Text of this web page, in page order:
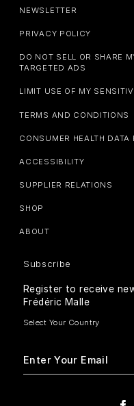
NEWSLETTER
PRIVACY POLICY
DO NOT SELL OR SHARE
TARGETED ADS
LIMIT USE OF MY
TERMS AND CONDITIONS
CONSUMER HEALTH DATA
ACCESSIBILITY
SUPPLIER RELATIONS
SHOP
ABOUT
Subscribe
Register to receive
Frédéric Malle